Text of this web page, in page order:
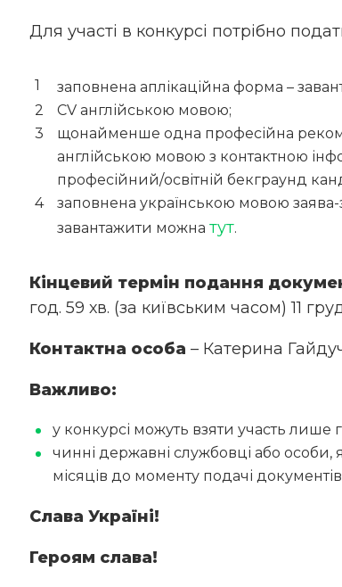
Для участі в конкурсі потрібно
заповнена аплікаційна форма –
CV англійською мовою;
щонайменше одна професійна
англійською мовою з контактною
професійний/освітній бекграунд
заповнена українською мовою
завантажити можна тут.
Кінцевий термін подання
год. 59 хв. (за київським часом) 11
Контактна особа – Катерина
Важливо:
у конкурсі можуть взяти участь лише
чинні державні службовці або особи,
місяців до моменту подачі
Слава Україні!
Героям слава!